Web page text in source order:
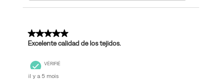
5 sur 5 étoiles.
Excelente calidad de los tejidos.
VÉRIFIÉ
il y a 5 mois